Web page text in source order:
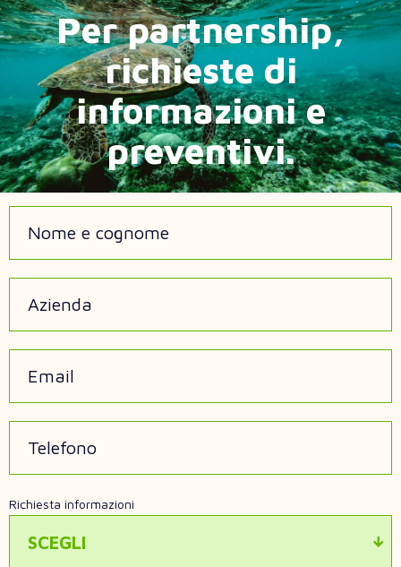
Per partnership,
richieste di
informazioni e
preventivi.
Richiesta informazioni
SCEGLI